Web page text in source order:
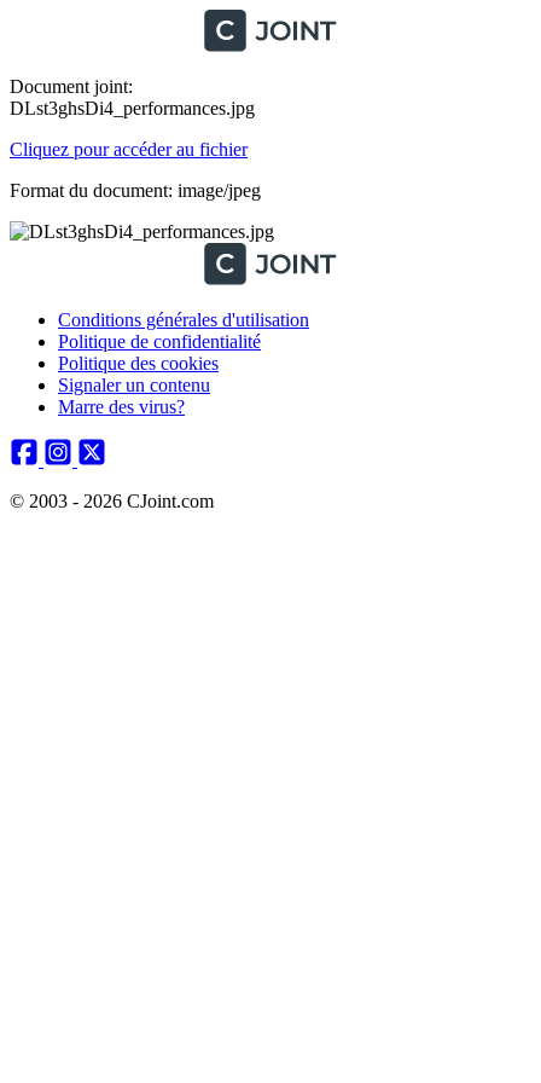
Document joint:
DLst3ghsDi4_performances.jpg
Cliquez pour accéder au fichier
Format du document: image/jpeg
Conditions générales d'utilisation
Politique de confidentialité
Politique des cookies
Signaler un contenu
Marre des virus?
© 2003 - 2026 CJoint.com